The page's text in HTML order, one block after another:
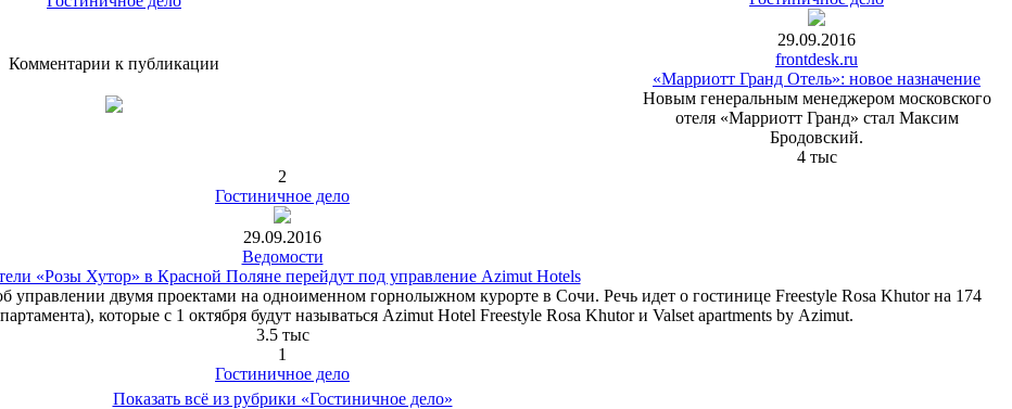
Комментарии к публикации
29.09.2016
frontdesk.ru
«Марриотт Гранд Отель»: новое назначение
Новым генеральным менеджером московского
отеля «Марриотт Гранд» стал Максим
Бродовский.
4 тыс
2
Гостиничное дело
29.09.2016
Ведомости
«Розы Хутор» в Красной Поляне перейдут под управление Azimut Hotels
управлении двумя проектами на одноименном горнолыжном курорте в Сочи. Речь идет о гостинице Freestyle Rosa Khutor на 174
которые с 1 октября будут называться Azimut Hotel Freestyle Rosa Khutor и Valset apartments by Azimut.
3.5 тыс
1
Гостиничное дело
Показать всё из рубрики «Гостиничное дело»